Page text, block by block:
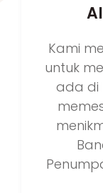
Kami
untuk
ada di